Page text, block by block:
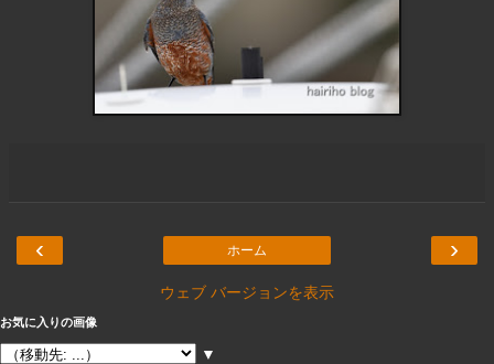
‹ ›
ホーム
ウェブ バージョンを表示
お気に入りの画像
▼